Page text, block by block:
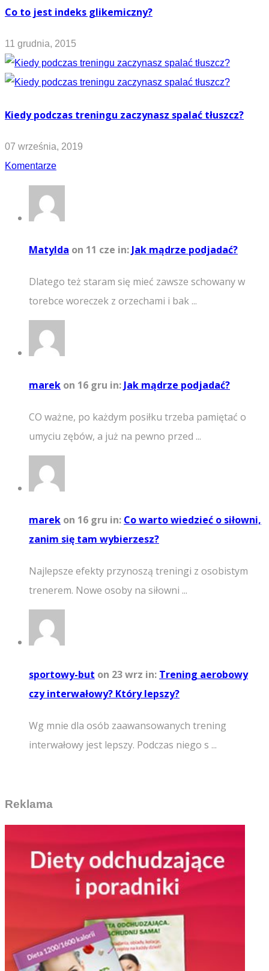
Co to jest indeks glikemiczny?
11 grudnia, 2015
Kiedy podczas treningu zaczynasz spalać tłuszcz?
07 września, 2019
Komentarze
Matylda on 11 cze in: Jak mądrze podjadać?
Dlatego też staram się mieć zawsze schowany w
torebce woreczek z orzechami i bak ...
marek on 16 gru in: Jak mądrze podjadać?
CO ważne, po każdym posiłku trzeba pamiętać o
umyciu zębów, a już na pewno przed ...
marek on 16 gru in: Co warto wiedzieć o siłowni,
zanim się tam wybierzesz?
Najlepsze efekty przynoszą treningi z osobistym
trenerem. Nowe osoby na siłowni ...
sportowy-but on 23 wrz in: Trening aerobowy
czy interwałowy? Który lepszy?
Wg mnie dla osób zaawansowanych trening
interwałowy jest lepszy. Podczas niego s ...
Reklama